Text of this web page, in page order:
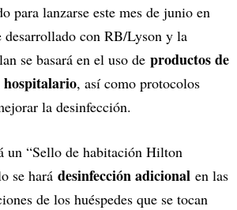
para lanzarse este mes de junio en
con RB/Lyson y la
se basará en el uso de productos de
hospitalario, así como protocolos
la desinfección.
un “Sello de habitación Hilton
se hará desinfección adicional en las
de los huéspedes que se tocan